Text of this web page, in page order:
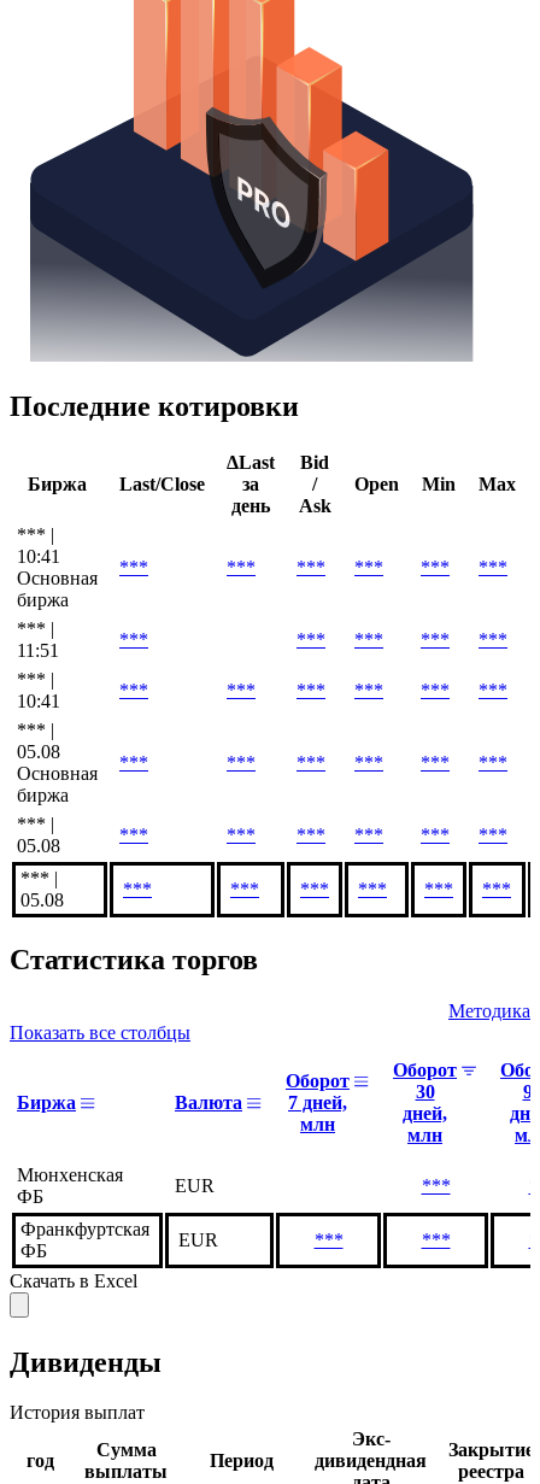
Последние котировки
Биржа Last/Close
ΔLast
за
день
Bid
/
Ask
Open Min Max
*** |
10:41
Основная
биржа
*** *** *** *** *** ***
*** |
11:51
*** *** *** *** ***
*** |
10:41
*** *** *** *** *** ***
*** |
05.08
Основная
биржа
*** *** *** *** *** ***
*** |
05.08
*** *** *** *** *** ***
*** |
05.08
*** *** *** *** *** ***
Статистика торгов
Методика
Показать все столбцы
Биржа Валюта
Оборот
7 дней,
млн
Оборот
30
дней,
млн
Мюнхенская
ФБ
EUR ***
Франкфуртская
ФБ
EUR *** ***
Скачать в Excel
Дивиденды
История выплат
год
Сумма
выплаты
Период
Экс-
дивидендная
Закрытие
реестра